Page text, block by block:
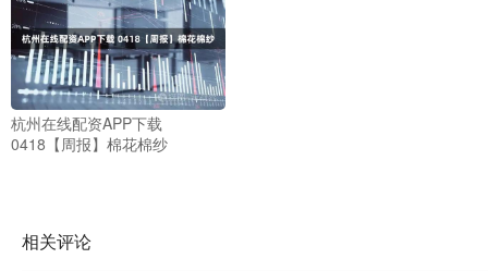
杭州在线配资APP下载
0418【周报】棉花棉纱
相关评论